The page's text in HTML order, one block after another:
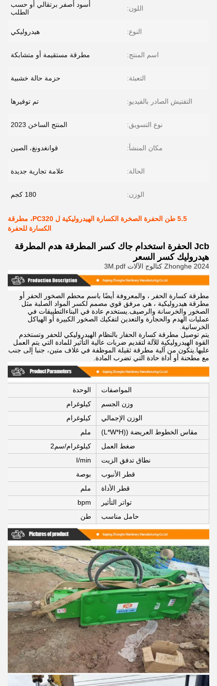
اللون:
أسود أصفر برتقالي أو حسب
الطلب
النوع: هيدروليكي
اسم المنتج: مطرقة مستقيمة أو متشابكة
التعبئة: حزمة حالة خشبية
التفتيش الصادر بالفيديو: تم توفيرها
نوع التسويق: المنتج الساخن 2023
مكان المنشأ: قوانغدونغ، الصين
الحالة: علامة تجارية جديدة
الوزن: 180 كجم
5.5 طن الحفرة الصخرة الكسارة الهيدروليكية ل PC320، مطرقة
الكسارة للحفرة
Jcb الحفرة استخدام جاك كسر المطرقة هدم المطرقة
هيدروليك كسر السعر
2024 Zhonghe كتالوج الآلات 3M.pdf
مطرقة كسارة الحفر ، والمعروفة أيضًا باسم محطم الصخور الحفر أو
مطرقة هيدروليكية ، هي مرفق قوي مصمم لكسر المواد الصلبة مثل
الصخور والخرسانة والرصيف.يستخدم عادة في البناءالتطبيقات في
عمليات الهدم والحجارة والتعدين لتفكيك الصخور الكبيرة أو الهياكل
الخرسانية.
يتم توصيل مطرقة كسارة الحفار بالنظام الهيدروليكي للحفر وتستخدم
القوة الهيدروليكية للآلة لتقديم ضربات عالية التأثير للمادة التي يتم العمل
عليها.يتكون من آلية مطرقة ثقيلة الموظفة في غلاف متين، جنبا إلى جنب
مع مطحنة أو أداة حادة التي تضرب المادة.
المواصفات
الوحدة
وزن الجسم
كيلوغرام
الوزن الإجمالي
كيلوغرام
مقاس الخطوط العريضة ((L*W*H)
ملم
ضغط العمل
كيلوغرام/سم2
نطاق تدفق الزيت
I/min
قطر الأنبوب
بوصة
قطر الأداة
ملم
تواتر التأثير
bpm
حامل مناسب
طن